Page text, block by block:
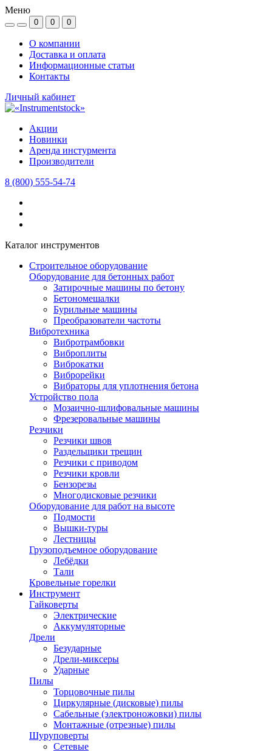
Меню
0 0 0
О компании
Доставка и оплата
Информационные статьи
Контакты
Личный кабинет
Акции
Новинки
Аренда инстурмента
Производители
8 (800) 555-54-74
Каталог инструментов
Строительное оборудование
Оборудование для бетонных работ
Затирочные машины по бетону
Бетономешалки
Бурильные машины
Преобразователи частоты
Вибротехника
Вибротрамбовки
Виброплиты
Виброкатки
Виброрейки
Вибраторы для уплотнения бетона
Устройство пола
Мозаично-шлифовальные машины
Фрезеровальные машины
Резчики
Резчики швов
Раздельщики трещин
Резчики с приводом
Резчики кровли
Бензорезы
Многодисковые резчики
Оборудование для работ на высоте
Подмости
Вышки-туры
Лестницы
Грузоподъемное оборудование
Лебёдки
Тали
Кровельные горелки
Инструмент
Гайковерты
Электрические
Аккумуляторные
Дрели
Безударные
Дрели-миксеры
Ударные
Пилы
Торцовочные пилы
Циркулярные (дисковые) пилы
Сабельные (электроножовки) пилы
Монтажные (отрезные) пилы
Шуруповерты
Сетевые